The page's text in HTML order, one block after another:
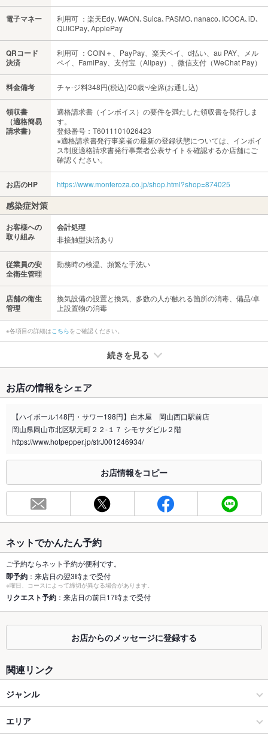
電子マネー
利用可 ：楽天Edy､WAON､Suica､PASMO､nanaco､ICOCA､iD､
QUICPay､ApplePay
QRコード
決済
利用可 ：COIN＋、PayPay、楽天ペイ、d払い、au PAY、メル
ペイ、FamiPay、支付宝（Alipay）、微信支付（WeChat Pay）
料金備考 チャ-ジ料348円(税込)/20歳~/全席(お通し込)
領収書
（適格簡易
請求書）
適格請求書（インボイス）の要件を満たした領収書を発行しま
す。
登録番号：T6011101026423
※適格請求書発行事業者の最新の登録状態については、インボイ
ス制度適格請求書発行事業者公表サイトを確認するか店舗にご
確認ください。
お店のHP https://www.monteroza.co.jp/shop.html?shop=874025
感染症対策
お客様への
取り組み
会計処理
非接触型決済あり
従業員の安
全衛生管理
勤務時の検温、頻繁な手洗い
店舗の衛生
管理
換気設備の設置と換気、多数の人が触れる箇所の消毒、備品/卓
上設置物の消毒
※各項目の詳細はこちらをご確認ください。
続きを見る
禁煙・喫煙
全席禁煙
喫煙専用室 なし
合わせください。
お席
容人数
個室 なし ：詳細はお問い合わせください。
座敷 なし ：詳細はお問い合わせください。
掘りごたつ なし ：詳細はお問い合わせください。
なし ：詳細はお問い合わせください。
貸切 貸切不可 ：各種宴会の予約承り中！お気軽にご相談下さい。
設備
お店の情報をシェア
【ハイボール148円・サワー198円】白木屋 岡山西口駅前店
岡山県岡山市北区駅元町２２-１７ シモサダビル２階
https://www.hotpepper.jp/strJ001246934/
お店情報をコピー
ネットでかんたん予約
ご予約ならネット予約が便利です。
即予約 ：来店日の翌3時まで受付
※曜日、コースによって締切が異なる場合があります。
リクエスト予約 ：来店日の前日17時まで受付
お店からのメッセージに登録する
関連リンク
ジャンル
居酒屋
エリア